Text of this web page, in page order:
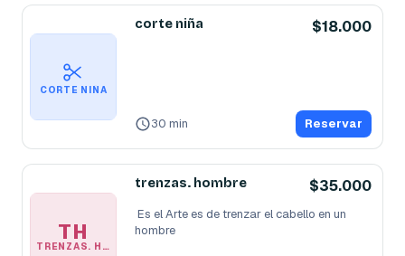
CORTE NIÑA
corte niña $18.000
30 min Reservar
TH
TRENZAS. HOMBRE
trenzas. hombre $35.000
hombre